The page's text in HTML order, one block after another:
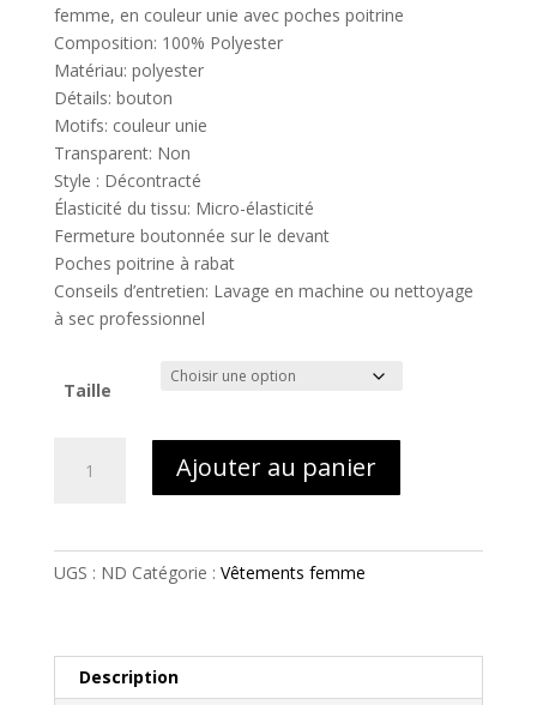
femme, en couleur unie avec poches poitrine
Composition: 100% Polyester
Matériau: polyester
Détails: bouton
Motifs: couleur unie
Transparent: Non
Style : Décontracté
Élasticité du tissu: Micro-élasticité
Fermeture boutonnée sur le devant
Poches poitrine à rabat
Conseils d’entretien: Lavage en machine ou nettoyage
à sec professionnel
Taille
Ajouter au panier
UGS : ND Catégorie : Vêtements femme
Description